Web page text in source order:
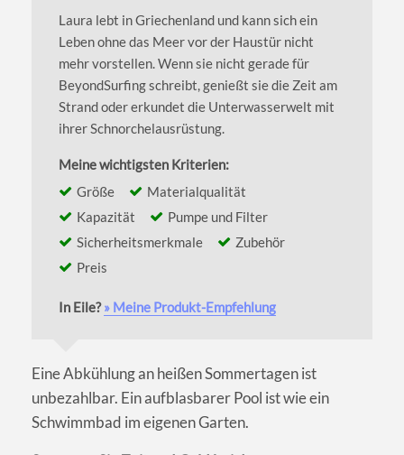
Laura lebt in Griechenland und kann sich ein
Leben ohne das Meer vor der Haustür nicht
mehr vorstellen. Wenn sie nicht gerade für
BeyondSurfing schreibt, genießt sie die Zeit am
Strand oder erkundet die Unterwasserwelt mit
ihrer Schnorchelausrüstung.
Meine wichtigsten Kriterien:
Größe
Materialqualität
Kapazität
Pumpe und Filter
Sicherheitsmerkmale
Zubehör
Preis
In Eile?» Meine Produkt-Empfehlung
Eine Abkühlung an heißen Sommertagen ist
unbezahlbar. Ein aufblasbarer Pool ist wie ein
Schwimmbad im eigenen Garten.